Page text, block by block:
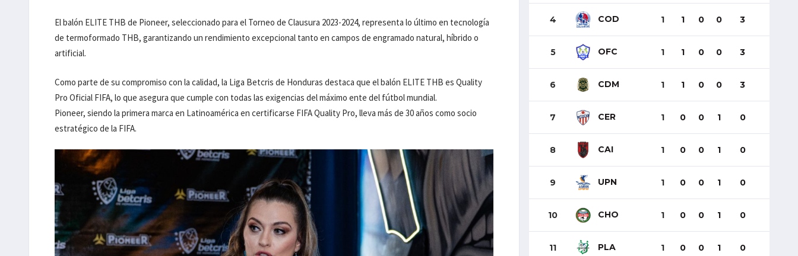
El balón ELITE THB de Pioneer, seleccionado para el Torneo de Clausura 2023-2024, representa lo último en tecnología
de termoformado THB, garantizando un rendimiento excepcional tanto en campos de engramado natural, híbrido o
artificial.
Como parte de su compromiso con la calidad, la Liga Betcris de Honduras destaca que el balón ELITE THB es Quality
Pro Oficial FIFA, lo que asegura que cumple con todas las exigencias del máximo ente del fútbol mundial.
Pioneer, siendo la primera marca en Latinoamérica en certificarse FIFA Quality Pro, lleva más de 30 años como socio
estratégico de la FIFA.
4 COD 1 1 0 0 3
5 OFC 1 1 0 0 3
6 CDM 1 1 0 0 3
7 CER 1 0 0 1 0
8 CAI 1 0 0 1 0
9 UPN 1 0 0 1 0
10 CHO 1 0 0 1 0
11 PLA 1 0 0 1 0